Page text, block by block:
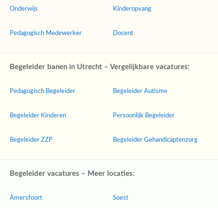
Onderwijs
Pedagogisch Medewerker
Kinderopvang
Docent
Begeleider banen in Utrecht – Vergelijkbare vacatures:
Pedagogisch Begeleider
Begeleider Kinderen
Begeleider ZZP
Begeleider Autisme
Persoonlijk Begeleider
Begeleider Gehandicaptenzorg
Begeleider vacatures – Meer locaties:
Amersfoort Soest